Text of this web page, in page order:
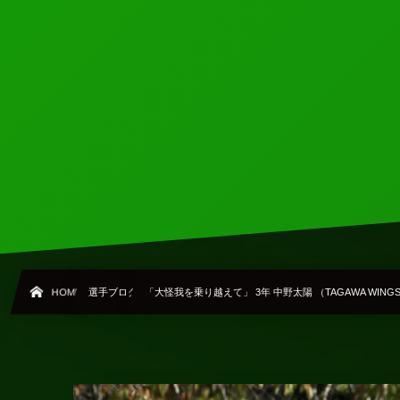
HOME 選手ブログ 「大怪我を乗り越えて」 3年 中野太陽 （TAGAWA